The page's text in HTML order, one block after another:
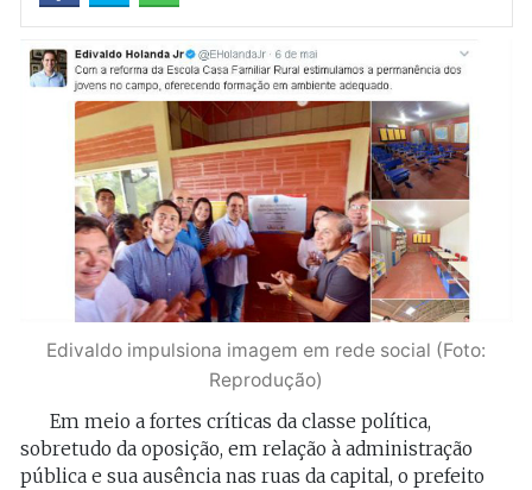
Edivaldo impulsiona imagem em rede social (Foto:
Reprodução)
Em meio a fortes críticas da classe política,
sobretudo da oposição, em relação à administração
pública e sua ausência nas ruas da capital, o prefeito